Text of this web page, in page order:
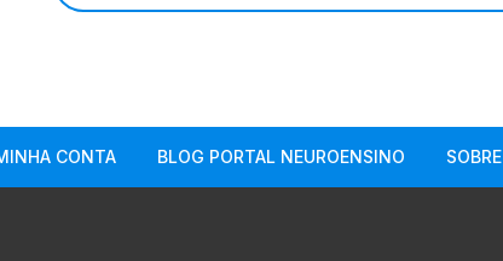
CONTA BLOG PORTAL NEUROENSINO SOBRE